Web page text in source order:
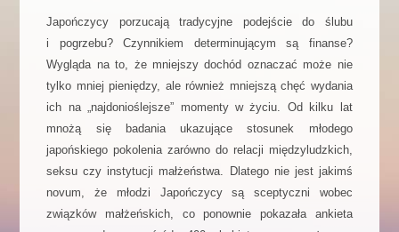
c
b
o
k
i
t
r
d
i
l
s
ę
Japończycy porzucają tradycyjne podejście do ślubu
i pogrzebu? Czynnikiem determinującym są finanse?
Wygląda na to, że mniejszy dochód oznaczać może nie
tylko mniej pieniędzy, ale również mniejszą chęć wydania
ich na „najdonioślejsze” momenty w życiu. Od kilku lat
mnożą się badania ukazujące stosunek młodego
japońskiego pokolenia zarówno do relacji międzyludzkich,
seksu czy instytucji małżeństwa. Dlatego nie jest jakimś
novum, że młodzi Japończycy są sceptyczni wobec
związków małżeńskich, co ponownie pokazała ankieta